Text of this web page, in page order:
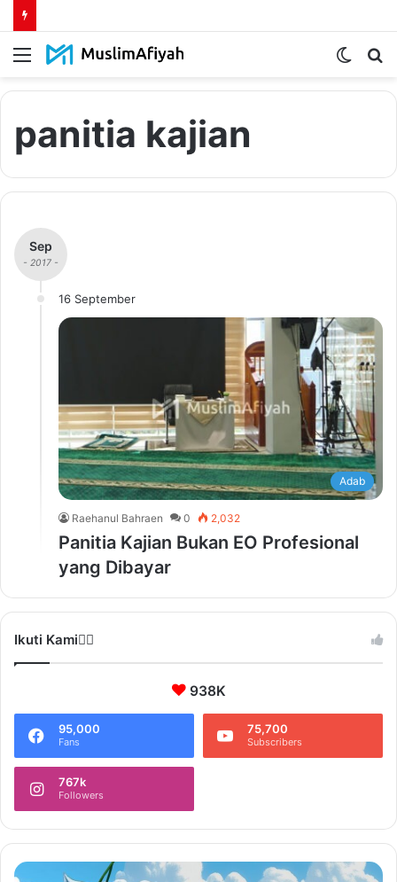
Menu
Switch
panitia kajian
Sep
- 2017 -
16 September
Adab
Raehanul Bahraen 0 2,032
Panitia Kajian Bukan EO Profesional
yang Dibayar
Ikuti Kami❤️‍🔥
938K
95,000
Fans
75,700
Subscribers
767k
Followers